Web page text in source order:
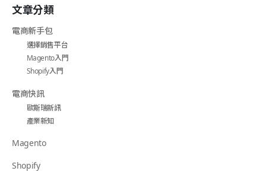
文章分類
電商新手包
選擇銷售平台
Magento入門
Shopify入門
電商快訊
歐斯瑞新訊
產業新知
Magento
Shopify